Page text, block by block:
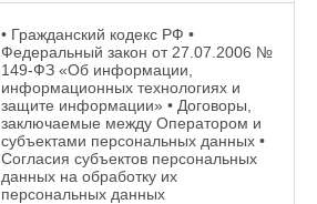
• Гражданский кодекс РФ •
Федеральный закон от 27.07.2006 №
149-ФЗ «Об информации,
информационных технологиях и
защите информации» • Договоры,
заключаемые между Оператором и
субъектами персональных данных •
Согласия субъектов персональных
данных на обработку их
персональных данных